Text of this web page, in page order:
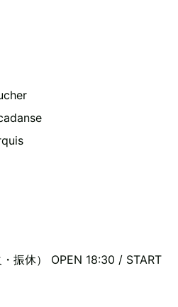
振休） OPEN 18:30 / START